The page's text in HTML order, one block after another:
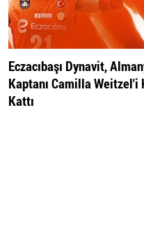
Eczacıbaşı Dynavit,
Kaptanı Camilla Weitzel'i
Kattı